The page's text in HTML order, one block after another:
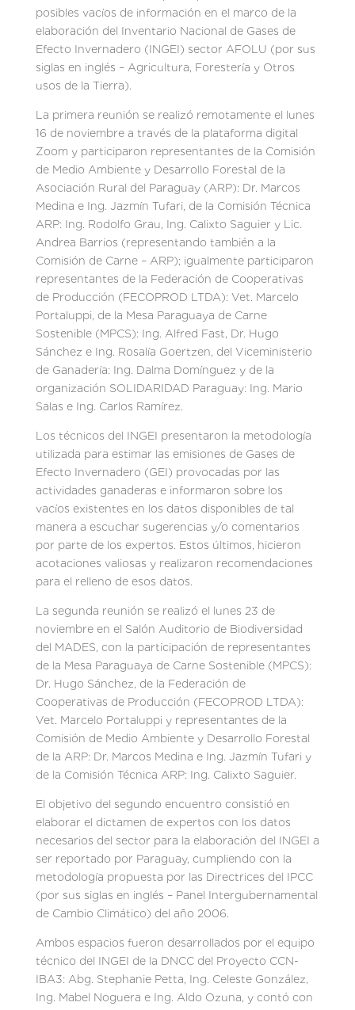
posibles vacíos de información en el marco de la
elaboración del Inventario Nacional de Gases de
Efecto Invernadero (INGEI) sector AFOLU (por sus
siglas en inglés – Agricultura, Forestería y Otros
usos de la Tierra).
La primera reunión se realizó remotamente el lunes
16 de noviembre a través de la plataforma digital
Zoom y participaron representantes de la Comisión
de Medio Ambiente y Desarrollo Forestal de la
Asociación Rural del Paraguay (ARP): Dr. Marcos
Medina e Ing. Jazmín Tufari, de la Comisión Técnica
ARP: Ing. Rodolfo Grau, Ing. Calixto Saguier y Lic.
Andrea Barrios (representando también a la
Comisión de Carne – ARP); igualmente participaron
representantes de la Federación de Cooperativas
de Producción (FECOPROD LTDA): Vet. Marcelo
Portaluppi, de la Mesa Paraguaya de Carne
Sostenible (MPCS): Ing. Alfred Fast, Dr. Hugo
Sánchez e Ing. Rosalía Goertzen, del Viceministerio
de Ganadería: Ing. Dalma Domínguez y de la
organización SOLIDARIDAD Paraguay: Ing. Mario
Salas e Ing. Carlos Ramírez.
Los técnicos del INGEI presentaron la metodología
utilizada para estimar las emisiones de Gases de
Efecto Invernadero (GEI) provocadas por las
actividades ganaderas e informaron sobre los
vacíos existentes en los datos disponibles de tal
manera a escuchar sugerencias y/o comentarios
por parte de los expertos. Estos últimos, hicieron
acotaciones valiosas y realizaron recomendaciones
para el relleno de esos datos.
La segunda reunión se realizó el lunes 23 de
noviembre en el Salón Auditorio de Biodiversidad
del MADES, con la participación de representantes
de la Mesa Paraguaya de Carne Sostenible (MPCS):
Dr. Hugo Sánchez, de la Federación de
Cooperativas de Producción (FECOPROD LTDA):
Vet. Marcelo Portaluppi y representantes de la
Comisión de Medio Ambiente y Desarrollo Forestal
de la ARP: Dr. Marcos Medina e Ing. Jazmín Tufari y
de la Comisión Técnica ARP: Ing. Calixto Saguier.
El objetivo del segundo encuentro consistió en
elaborar el dictamen de expertos con los datos
necesarios del sector para la elaboración del INGEI a
ser reportado por Paraguay, cumpliendo con la
metodología propuesta por las Directrices del IPCC
(por sus siglas en inglés – Panel Intergubernamental
de Cambio Climático) del año 2006.
Ambos espacios fueron desarrollados por el equipo
técnico del INGEI de la DNCC del Proyecto CCN-
IBA3: Abg. Stephanie Petta, Ing. Celeste González,
Ing. Mabel Noguera e Ing. Aldo Ozuna, y contó con